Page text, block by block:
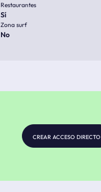
Restaurantes
Sí
Zona surf
No
crear acceso directo